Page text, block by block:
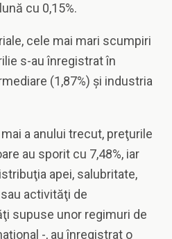
cu 0,15%.
cele mai mari scumpiri
s-au înregistrat în
(1,87%) şi industria
a anului trecut, preţurile
au sporit cu 7,48%, iar
apei, salubritate,
activităţi de
supuse unor regimuri de
-, au înregistrat o